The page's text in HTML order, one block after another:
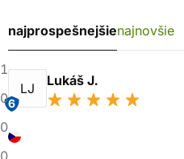
1
0
0
0
najprospešnejšienajnovšie
LJ
6
Lukáš J.